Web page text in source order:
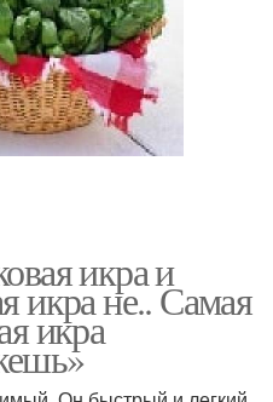
икра и
икра не.. Самая
икра